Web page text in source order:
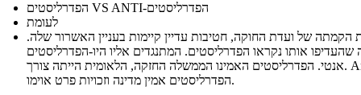
הפדרליסטים VS ANTI-הפדרליסטים
לעומת
הקמתה של ועדת החוקה, חטיבות עדיין קיימות בעניין האשרור שלה.
שהעדיפו אותו נקראו הפדרליסטים. המתנגדים אליו היו-הפדרליסטים
אנטי. הפדרליסטים האמינו הממשלה החזקה, הלאומית הייתה צורך. Anti-
הפדרליסטים אמין מדינה וזכויות פרט אוימו.